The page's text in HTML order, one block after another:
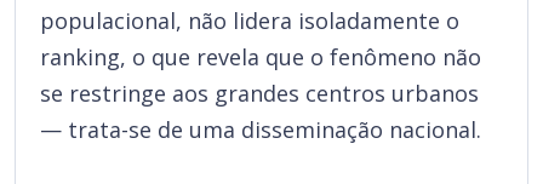
populacional, não lidera isoladamente o
ranking, o que revela que o fenômeno não
se restringe aos grandes centros urbanos
— trata-se de uma disseminação nacional.